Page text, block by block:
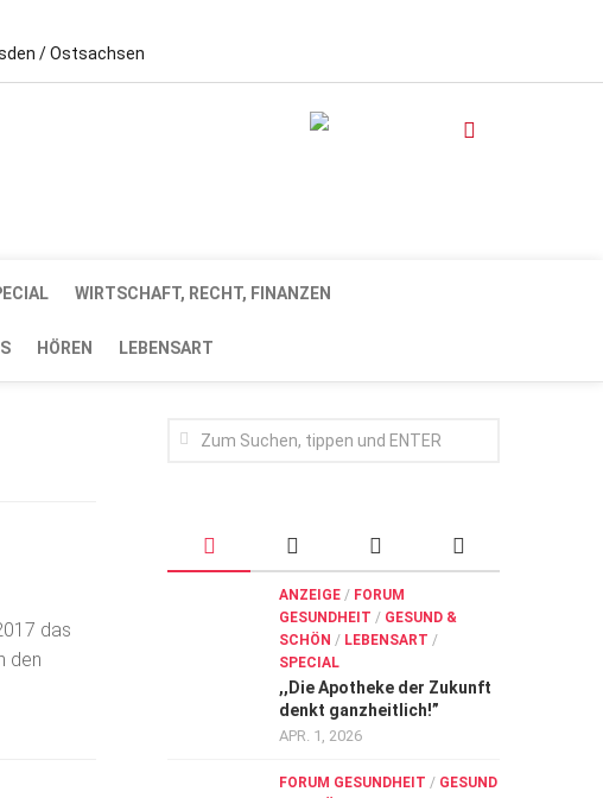
/ Ostsachsen
WIRTSCHAFT, RECHT, FINANZEN
HÖREN LEBENSART
das
den
ANZEIGE / FORUM
GESUNDHEIT / GESUND &
SCHÖN / LEBENSART /
SPECIAL
,,Die Apotheke der Zukunft
denkt ganzheitlich!”
APR. 1, 2026
FORUM GESUNDHEIT / GESUND